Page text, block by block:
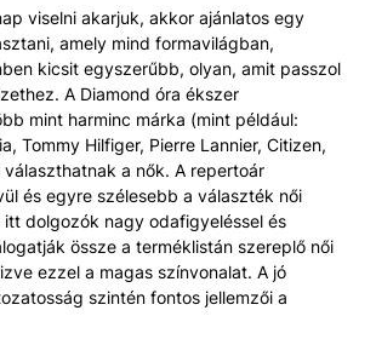
viselni akarjuk, akkor ajánlatos egy
amely mind formavilágban,
kicsit egyszerűbb, olyan, amit passzol
A Diamond óra ékszer
mint harminc márka (mint például:
Tommy Hilfiger, Pierre Lannier, Citizen,
a nők. A repertoár
és egyre szélesebb a választék női
itt dolgozók nagy odafigyeléssel és
össze a terméklistán szereplő női
ezzel a magas színvonalat. A jó
szintén fontos jellemzői a